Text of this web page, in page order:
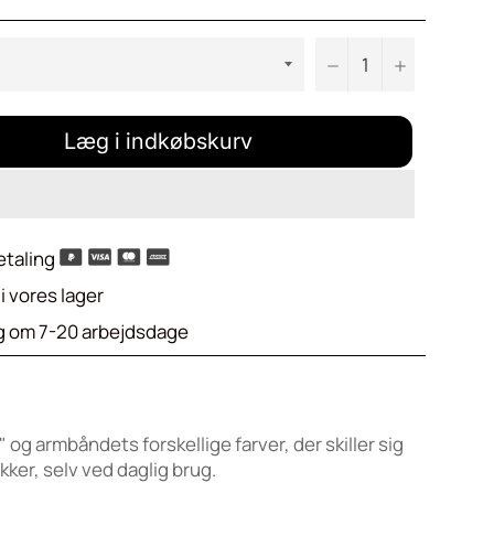
− +
Læg i indkøbskurv
vores lager
om 7-20 arbejdsdage
armbåndets forskellige farver, der skiller sig
selv ved daglig brug.